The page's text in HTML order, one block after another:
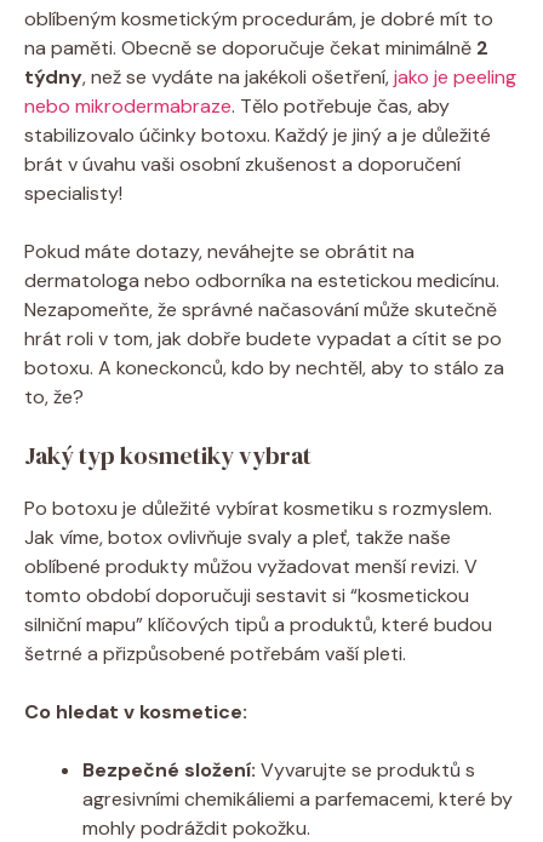
oblíbeným kosmetickým procedurám, je dobré mít to
na paměti. Obecně se doporučuje čekat minimálně 2
týdny, než se vydáte na jakékoli ošetření,jako je peeling
nebo mikrodermabraze. Tělo potřebuje čas, aby
stabilizovalo účinky botoxu. Každý je jiný a je důležité
brát v úvahu vaši osobní zkušenost a doporučení
specialisty!
Pokud máte dotazy, neváhejte se obrátit na
dermatologa nebo odborníka na estetickou medicínu.
Nezapomeňte, že správné načasování může skutečně
hrát roli v tom, jak dobře budete vypadat a cítit se po
botoxu. A koneckonců, kdo by nechtěl, aby to stálo za
to, že?
Jaký typ kosmetiky vybrat
Po botoxu je důležité vybírat kosmetiku s rozmyslem.
Jak víme, botox ovlivňuje svaly a pleť, takže naše
oblíbené produkty můžou vyžadovat menší revizi. V
tomto období doporučuji sestavit si “kosmetickou
silniční mapu” klíčových tipů a produktů, které budou
šetrné a přizpůsobené potřebám vaší pleti.
Co hledat v kosmetice:
Bezpečné složení: Vyvarujte se produktů s
agresivními chemikáliemi a parfemacemi, které by
mohly podráždit pokožku.